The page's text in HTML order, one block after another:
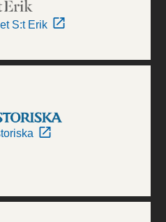
S:t Erik